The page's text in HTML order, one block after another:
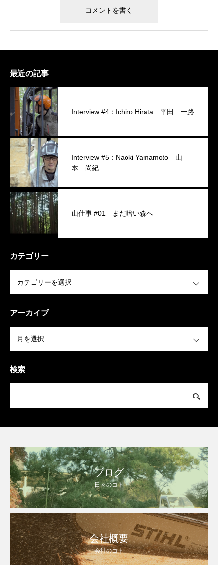
最近の記事
Interview #4：Ichiro Hirata 平田 一路
Interview #5：Naoki Yamamoto 山
本 尚紀
山仕事 #01｜まだ暗い森へ
カテゴリー
アーカイブ
検索
ブログ
日々のコト
会社概要
会社のコト